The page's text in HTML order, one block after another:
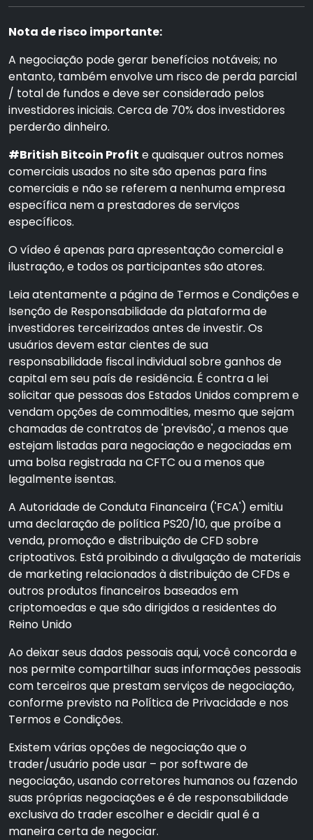
Nota de risco importante:
A negociação pode gerar benefícios notáveis; no
entanto, também envolve um risco de perda parcial
/ total de fundos e deve ser considerado pelos
investidores iniciais. Cerca de 70% dos investidores
perderão dinheiro.
#British Bitcoin Profit e quaisquer outros nomes
comerciais usados no site são apenas para fins
comerciais e não se referem a nenhuma empresa
específica nem a prestadores de serviços
específicos.
O vídeo é apenas para apresentação comercial e
ilustração, e todos os participantes são atores.
Leia atentamente a página de Termos e Condições e
Isenção de Responsabilidade da plataforma de
investidores terceirizados antes de investir. Os
usuários devem estar cientes de sua
responsabilidade fiscal individual sobre ganhos de
capital em seu país de residência. É contra a lei
solicitar que pessoas dos Estados Unidos comprem e
vendam opções de commodities, mesmo que sejam
chamadas de contratos de 'previsão', a menos que
estejam listadas para negociação e negociadas em
uma bolsa registrada na CFTC ou a menos que
legalmente isentas.
A Autoridade de Conduta Financeira ('FCA') emitiu
uma declaração de política PS20/10, que proíbe a
venda, promoção e distribuição de CFD sobre
criptoativos. Está proibindo a divulgação de materiais
de marketing relacionados à distribuição de CFDs e
outros produtos financeiros baseados em
criptomoedas e que são dirigidos a residentes do
Reino Unido
Ao deixar seus dados pessoais aqui, você concorda e
nos permite compartilhar suas informações pessoais
com terceiros que prestam serviços de negociação,
conforme previsto na Política de Privacidade e nos
Termos e Condições.
Existem várias opções de negociação que o
trader/usuário pode usar – por software de
negociação, usando corretores humanos ou fazendo
suas próprias negociações e é de responsabilidade
exclusiva do trader escolher e decidir qual é a
maneira certa de negociar.